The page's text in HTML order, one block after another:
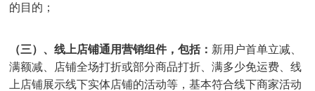
的目的；
（三）、线上店铺通用营销组件，包括： 新用户首单立减、
满额减、店铺全场打折或部分商品打折、满多少免运费、线
上店铺展示线下实体店铺的活动等，基本符合线下商家活动